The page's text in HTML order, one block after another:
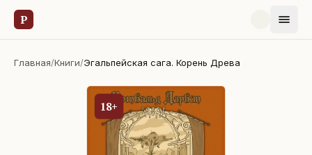
Р
Главная/Книги/Эгальпейская сага. Корень Древа
18+